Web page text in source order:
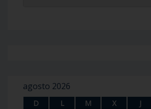
agosto 2026
D L M X J